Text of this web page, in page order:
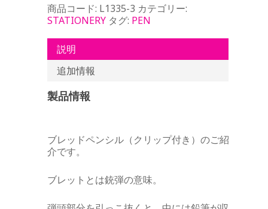
商品コード: L1335-3 カテゴリー:
STATIONERY タグ: PEN
説明
追加情報
製品情報
ブレッドペンシル（クリップ付き）のご紹
介です。
ブレットとは銃弾の意味。